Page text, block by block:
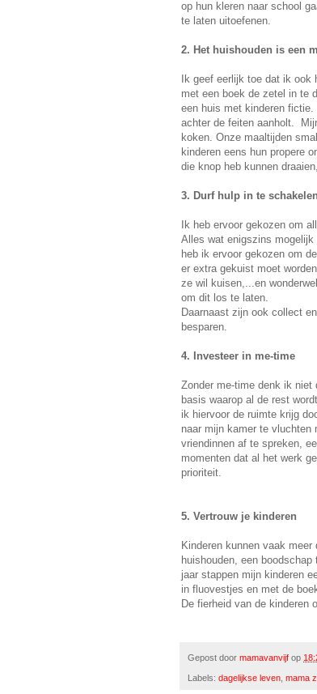
op hun kleren naar school
te laten uitoefenen.
2. Het huishouden is een
Ik geef eerlijk toe dat ik
met een boek de zetel in te
een huis met kinderen
achter de feiten aanholt.
koken. Onze maaltijden
kinderen eens hun propere
die knop heb kunnen
3. Durf hulp in te schakelen
Ik heb ervoor gekozen om
Alles wat enigszins
heb ik ervoor gekozen om
er extra gekuist moet
ze wil kuisen,...en
om dit los te laten.
Daarnaast zijn ook collect
besparen.
4. Investeer in me-time
Zonder me-time denk ik
basis waarop al de rest
ik hiervoor de ruimte krijg
naar mijn kamer te vluchten
vriendinnen af te spreken,
momenten dat al het werk
prioriteit.
5. Vertrouw je kinderen
Kinderen kunnen vaak
huishouden, een
jaar stappen mijn kinderen
in fluovestjes en met de
De fierheid van de kinderen
Gepost door mamavanvijf op
Labels: dagelijkse leven mama